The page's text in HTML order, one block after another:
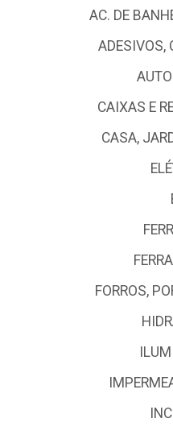
AC. DE
ADESIVOS,
CAIXAS E
CASA,
FORROS,